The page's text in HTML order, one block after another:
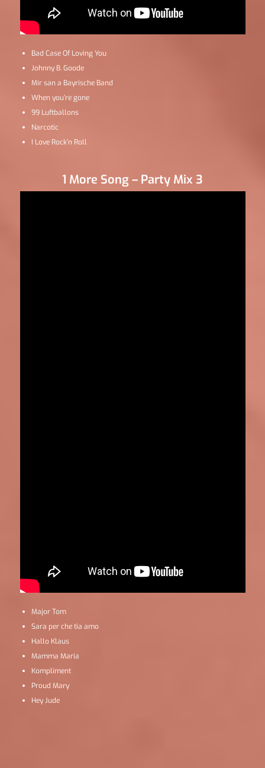
Bad Case Of Loving You
Johnny B. Goode
Mir san a Bayrische Band
When you’re gone
99 Luftballons
Narcotic
I Love Rock’n Roll
1 More Song – Party Mix 3
Major Tom
Sara per che tia amo
Hallo Klaus
Mamma Maria
Kompliment
Proud Mary
Hey Jude